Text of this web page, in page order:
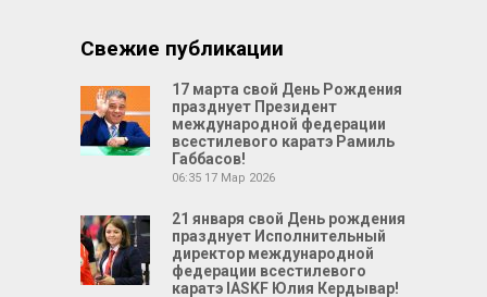
Свежие публикации
17 марта свой День Рождения
празднует Президент
международной федерации
всестилевого каратэ Рамиль
Габбасов!
06:35 17 Мар 2026
21 января свой День рождения
празднует Исполнительный
директор международной
федерации всестилевого
каратэ IASKF Юлия Кердывар!